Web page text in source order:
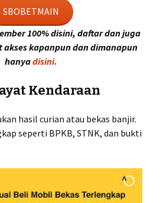
SBOBETMAIN
100% disini, daftar dan juga
akses kapanpun dan dimanapun
hanyadisini.
Kendaraan
hasil curian atau bekas banjir.
seperti BPKB, STNK, dan bukti